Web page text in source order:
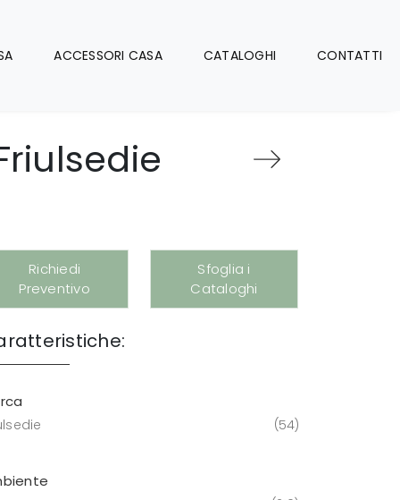
ACCESSORI CASA CATALOGHI CONTATTI
Richiedi
Preventivo
Sfoglia i
Cataloghi
54